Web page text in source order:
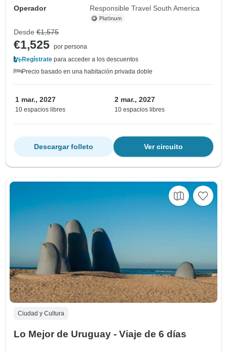
Operador
Responsible Travel South America
Desde €1,575
€1,525 por persona
Regístrate para acceder a los descuentos
Precio basado en una habitación privada doble
1 mar., 2027
10 espacios libres
2 mar., 2027
10 espacios libres
Ver circuito
Descargar folleto
Ciudad y Cultura
Lo Mejor de Uruguay - Viaje de 6 días